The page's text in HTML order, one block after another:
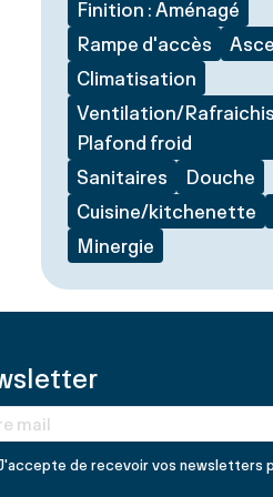
Finition : Aménagé
Rampe d'accès
Climatisation
Ventilation/
Plafond froid
Sanitaires
Douche
Cuisine/kitchenette
Minergie
de recevoir vos newsletters